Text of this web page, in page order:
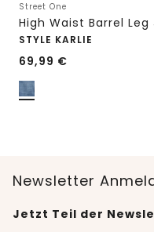
Street One
STYLE KARLIE
69,99 €
Newsletter
Jetzt Teil der